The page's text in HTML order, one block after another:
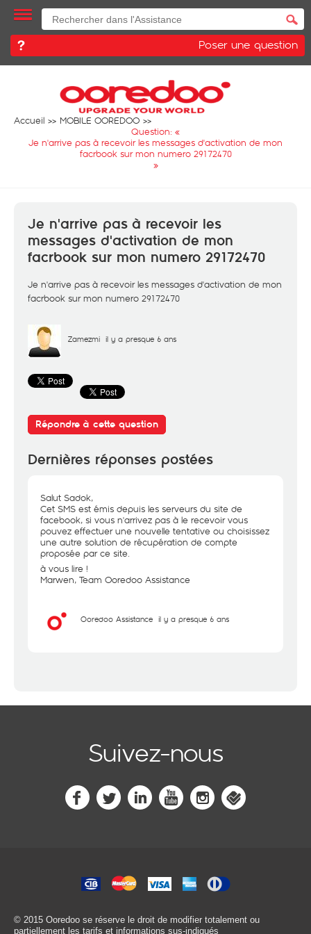
Poser une question
Accueil
MOBILE OOREDOO
Question: «
Je n'arrive pas à recevoir les messages d'activation de mon
facrbook sur mon numero 29172470
»
Je n'arrive pas à recevoir les
messages d'activation de mon
facrbook sur mon numero 29172470
Je n'arrive pas à recevoir les messages d'activation de mon
facrbook sur mon numero 29172470
Zamezmi il y a presque 6 ans
Répondre à cette question
Dernières réponses postées
Salut Sadok,
Cet SMS est émis depuis les serveurs du site de
facebook, si vous n'arrivez pas à le recevoir vous
pouvez effectuer une nouvelle tentative ou choisissez
une autre solution de récupération de compte
proposée par ce site.
à vous lire !
Marwen, Team Ooredoo Assistance
Ooredoo Assistance il y a presque 6 ans
Suivez-nous
© 2015 Ooredoo se réserve le droit de modifier totalement ou
partiellement les tarifs et informations sus-indiqués